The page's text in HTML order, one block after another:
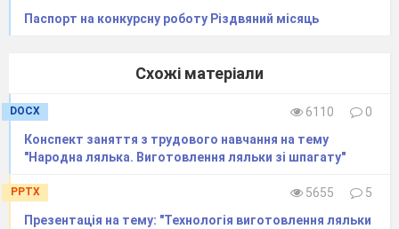
Паспорт на конкурсну роботу Різдвяний місяць
Схожі матеріали
DOCX 6110
0
Конспект заняття з трудового навчання на тему
"Народна лялька. Виготовлення ляльки зі шпагату"
PPTX 5655
5
Презентація на тему: "Технологія виготовлення ляльки